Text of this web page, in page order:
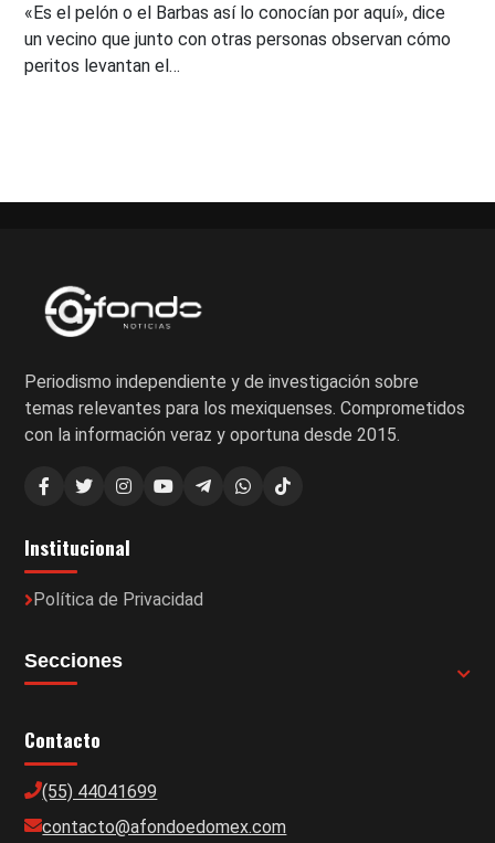
«Es el pelón o el Barbas así lo conocían por aquí», dice
un vecino que junto con otras personas observan cómo
peritos levantan el…
Periodismo independiente y de investigación sobre
temas relevantes para los mexiquenses. Comprometidos
con la información veraz y oportuna desde 2015.
Institucional
Política de Privacidad
Secciones
Contacto
(55) 44041699
contacto@afondoedomex.com